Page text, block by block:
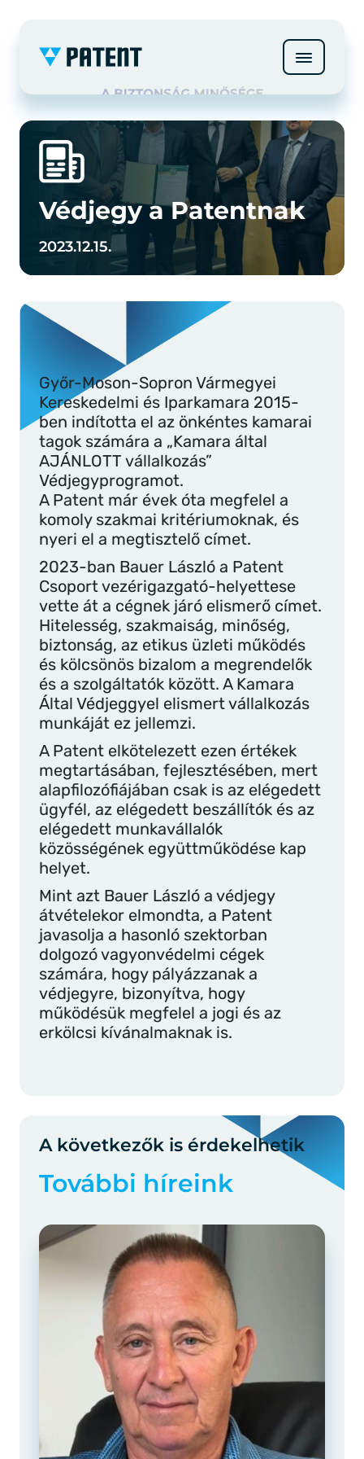
Védjegy a Patentnak
2023.12.15.
Győr-Moson-Sopron Vármegyei
Kereskedelmi és Iparkamara 2015-
ben indította el az önkéntes kamarai
tagok számára a „Kamara által
AJÁNLOTT vállalkozás”
Védjegyprogramot.
A Patent már évek óta megfelel a
komoly szakmai kritériumoknak, és
nyeri el a megtisztelő címet.
2023-ban Bauer László a Patent
Csoport vezérigazgató-helyettese
vette át a cégnek járó elismerő címet.
Hitelesség, szakmaiság, minőség,
biztonság, az etikus üzleti működés
és kölcsönös bizalom a megrendelők
és a szolgáltatók között. A Kamara
Által Védjeggyel elismert vállalkozás
munkáját ez jellemzi.
A Patent elkötelezett ezen értékek
megtartásában, fejlesztésében, mert
alapfilozófiájában csak is az elégedett
ügyfél, az elégedett beszállítók és az
elégedett munkavállalók
közösségének együttműködése kap
helyet.
Mint azt Bauer László a védjegy
átvételekor elmondta, a Patent
javasolja a hasonló szektorban
dolgozó vagyonvédelmi cégek
számára, hogy pályázzanak a
védjegyre, bizonyítva, hogy
működésük megfelel a jogi és az
erkölcsi kívánalmaknak is.
A következők is érdekelhetik
További híreink